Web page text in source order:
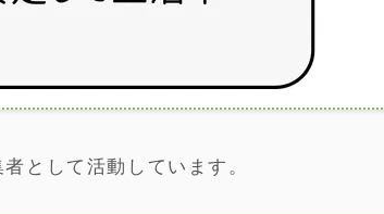
として活動しています。